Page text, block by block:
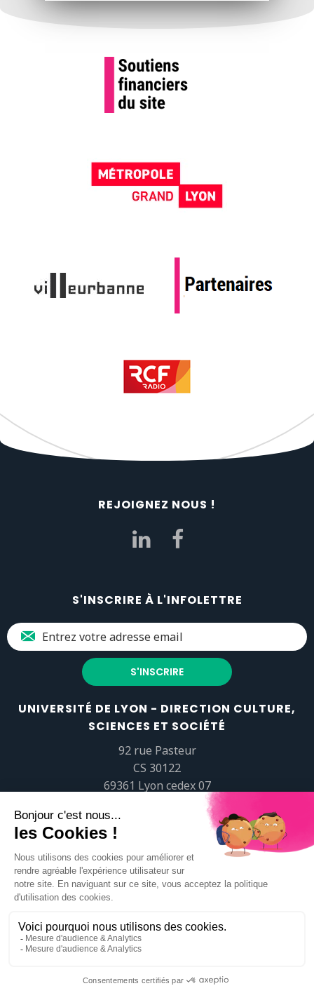
REJOIGNEZ NOUS !
S'INSCRIRE À L'INFOLETTRE
UNIVERSITÉ DE LYON - DIRECTION CULTURE,
SCIENCES ET SOCIÉTÉ
92 rue Pasteur
CS 30122
69361 Lyon cedex 07
popsciences@universite-lyon.fr
Tél.+33 (0)4 37 37 82 01
https://www.youtube.com/embed/Qm-prNOXepo